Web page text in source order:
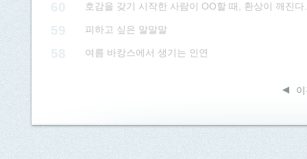
호감을 갖기 시작한 사람이 OO할 때, 환상이 깨진다.
피하고 싶은 말말말
여름 바캉스에서 생기는 인연